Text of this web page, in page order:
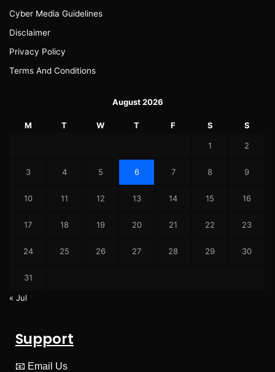
Cyber Media Guidelines
Disclaimer
Privacy Policy
Terms And Conditions
August 2026
M T W T F S S
1 2
3 4 5 6 7 8 9
10 11 12 13 14 15 16
17 18 19 20 21 22 23
24 25 26 27 28 29 30
31
« Jul
Support
📧 Email Us